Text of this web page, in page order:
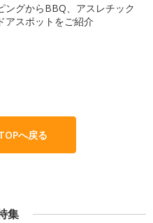
ングからBBQ、アスレチック
アスポットをご紹介
へ戻る
集